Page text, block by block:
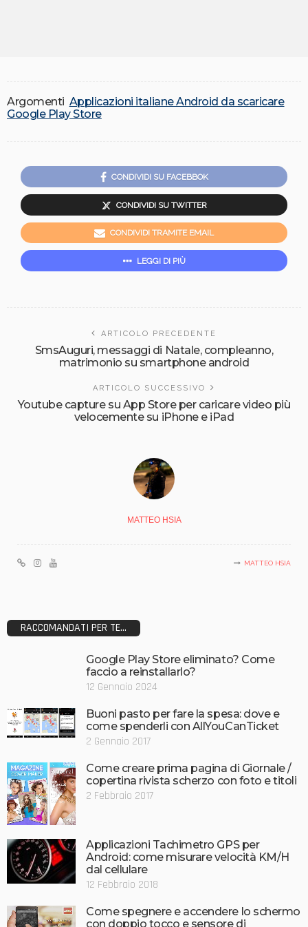
Argomenti Applicazioni italiane Android da scaricare
Google Play Store
CONDIVIDI SU FACEBBOK
CONDIVIDI SU TWITTER
CONDIVIDI TRAMITE EMAIL
LEGGI DI PIÙ
ARTICOLO PRECEDENTE
SmsAuguri, messaggi di Natale, compleanno,
matrimonio su smartphone android
ARTICOLO SUCCESSIVO
Youtube capture su App Store per caricare video più
velocemente su iPhone e iPad
MATTEO HSIA
MATTEO HSIA
RACCOMANDATI PER TE...
Google Play Store eliminato? Come
faccio a reinstallarlo?
12 Gennaio 2024
Buoni pasto per fare la spesa: dove e
come spenderli con AllYouCanTicket
2 Gennaio 2017
Come creare prima pagina di Giornale /
copertina rivista scherzo con foto e titoli
2 Febbraio 2017
Applicazioni Tachimetro GPS per
Android: come misurare velocità KM/H
dal cellulare
12 Febbraio 2018
Come spegnere e accendere lo schermo
con doppio tocco e sensore di